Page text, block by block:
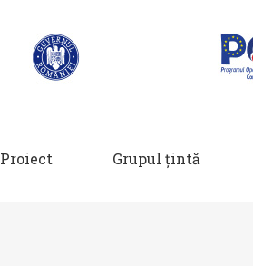
Proiect Grupul țintă